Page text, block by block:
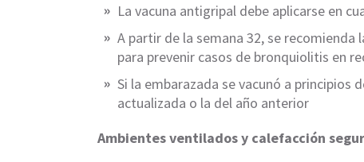
La vacuna antigripal debe aplicarse en
A partir de la semana 32, se recomienda
para prevenir casos de bronquiolitis en
Si la embarazada se vacunó a
actualizada o la del año anterior
Ambientes ventilados y calefacción